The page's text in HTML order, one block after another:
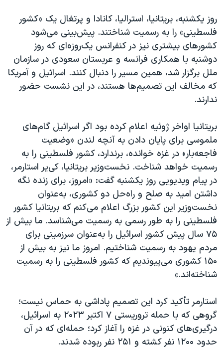
روز یکشنبه، بریتانیا، استرالیا، کانادا و پرتغال یک «کشور
فلسطینی» را به رسمیت شناختند. پیش‌بینی می‌شود
کشورهای بیشتری نیز در کنفرانس یک‌روزه‌ای که روز
دوشنبه با همکاری فرانسه و عربستان سعودی در سازمان
ملل برگزار شد، همین مسیر را دنبال کنند. اسرائیل و آمریکا
که مخالف این تصمیم‌ها هستند، در این نشست حضور
ندارند.
بریتانیا اواخر ژوئیه اعلام کرده بود اگر اسرائیل گام‌های
ملموسی برای پایان دادن به آنچه لندن «وضعیت
فاجعه‌بار» در غزه خوانده، برندارد، کشور فلسطینی را به
رسمیت خواهد شناخت. نخست‌وزیر بریتانیا، کی‌یر استارمر،
در پیام ویدیویی روز یکشنبه گفت: «امروز، برای زنده نگه
داشتن امید به صلح و راه‌حل دو کشوری، به‌عنوان
نخست‌وزیر این کشور بزرگ اعلام می‌کنم که بریتانیا کشور
فلسطینی را به طور رسمی به رسمیت می‌شناسد. ما بیش از
۷۵ سال پیش کشور اسرائیل را به‌عنوان سرزمینی برای
مردم یهود به رسمیت شناختیم. امروز ما نیز به بیش از
۱۵۰ کشوری می‌پیوندیم که کشور فلسطینی را به رسمیت
شناخته‌اند.»
استارمر تأکید کرد این تصمیم پاداشی به حماس نیست؛
گروهی که با حمله تروریستی ۷ اکتبر ۲۰۲۳ به اسرائیل،
درگیری‌های کنونی در غزه را آغاز کرد؛ حمله‌ای که در آن
حدود ۱۲۰۰ نفر کشته و ۲۵۱ نفر ربوده شدند.